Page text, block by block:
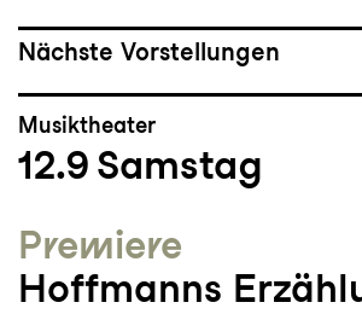
Nächste Vorstellungen
Musiktheater
12.9 Samstag
Premiere
Hoffmanns